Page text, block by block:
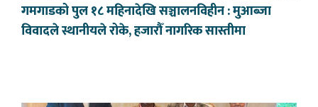
गमगाडको पुल १८ महिनादेखि सञ्चालनविहीन : मुआब्जा
विवादले स्थानीयले रोके, हजारौँ नागरिक सास्तीमा